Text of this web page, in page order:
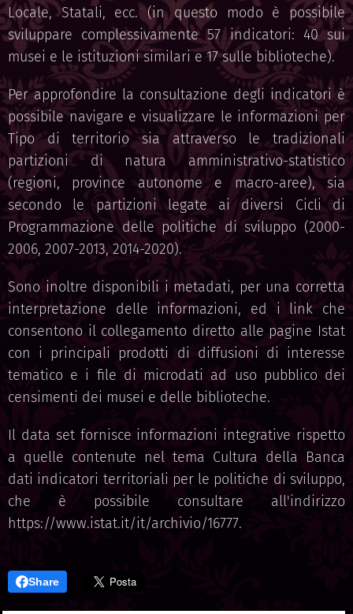
Locale, Statali, ecc. (in questo modo è possibile
sviluppare complessivamente 57 indicatori: 40 sui
musei e le istituzioni similari e 17 sulle biblioteche).
Per approfondire la consultazione degli indicatori è
possibile navigare e visualizzare le informazioni per
Tipo di territorio sia attraverso le tradizionali
partizioni di natura amministrativo-statistico
(regioni, province autonome e macro-aree), sia
secondo le partizioni legate ai diversi Cicli di
Programmazione delle politiche di sviluppo (2000-
2006, 2007-2013, 2014-2020).
Sono inoltre disponibili i metadati, per una corretta
interpretazione delle informazioni, ed i link che
consentono il collegamento diretto alle pagine Istat
con i principali prodotti di diffusioni di interesse
tematico e i file di microdati ad uso pubblico dei
censimenti dei musei e delle biblioteche.
Il data set fornisce informazioni integrative rispetto
a quelle contenute nel tema Cultura della Banca
dati indicatori territoriali per le politiche di sviluppo,
che è possibile consultare all'indirizzo
https://www.istat.it/it/archivio/16777.
Share